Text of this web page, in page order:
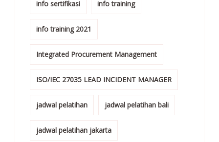
info sertifikasi info training
info training 2021
Integrated Procurement Management
ISO/IEC 27035 LEAD INCIDENT MANAGER
jadwal pelatihan jadwal pelatihan bali
jadwal pelatihan jakarta